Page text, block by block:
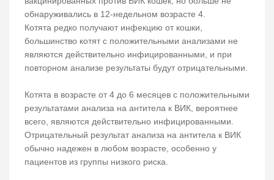
обнаруживались в 12-недельном возрасте 4.
Котята редко получают инфекцию от кошки,
большинство котят с положительными анализами не
являются действительно инфицированными, и при
повторном анализе результаты будут отрицательными.
Котята в возрасте от 4 до 6 месяцев с положительными
результатами анализа на антитела к ВИК, вероятнее
всего, являются действительно инфицированными.
Отрицательный результат анализа на антитела к ВИК
обычно надежен в любом возрасте, особенно у
пациентов из группы низкого риска.